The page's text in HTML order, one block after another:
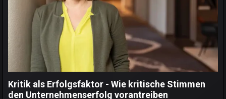
Kritik als Erfolgsfaktor - Wie kritische Stimmen
den Unternehmenserfolg vorantreiben